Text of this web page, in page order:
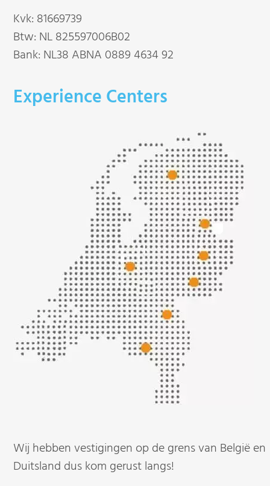
Kvk: 81669739
Btw: NL 825597006B02
Bank: NL38 ABNA 0889 4634 92
Experience Centers
Wij hebben vestigingen op de grens van België en
Duitsland dus kom gerust langs!